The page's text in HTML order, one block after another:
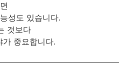
성도 있습니다.
것보다
중요합니다.